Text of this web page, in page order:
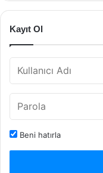
Kayıt Ol
Beni hatırla